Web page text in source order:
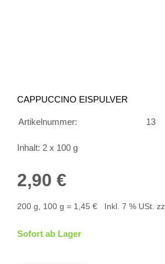
CAPPUCCINO EISPULVER
Artikelnummer: 13
Inhalt: 2 x 100 g
2,90 €
200 g, 100 g = 1,45 € Inkl. 7 % USt.
Sofort ab Lager